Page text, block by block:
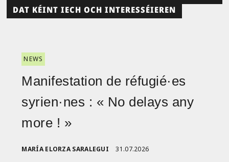
DAT KÉINT IECH OCH INTERESSÉIEREN
NEWS
Manifestation de réfugié·es
syrien·nes : « No delays any
more ! »
MARÍA ELORZA SARALEGUI 31.07.2026